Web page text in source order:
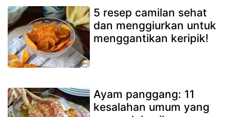
5 resep camilan sehat
dan menggiurkan untuk
menggantikan keripik!
Ayam panggang: 11
kesalahan umum yang